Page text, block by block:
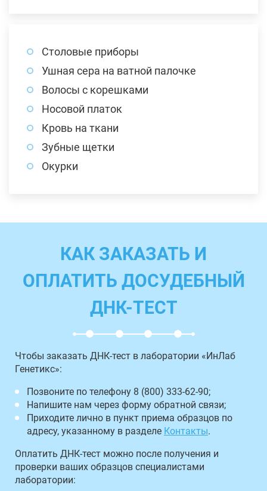
Столовые приборы
Ушная сера на ватной палочке
Волосы с корешками
Носовой платок
Кровь на ткани
Зубные щетки
Окурки
КАК ЗАКАЗАТЬ И
ОПЛАТИТЬ ДОСУДЕБНЫЙ
ДНК-ТЕСТ
Чтобы заказать ДНК-тест в лаборатории «ИнЛаб
Генетикс»:
Позвоните по телефону 8 (800) 333-62-90;
Напишите нам через форму обратной связи;
Приходите лично в пункт приема образцов по
адресу, указанному в разделе Контакты.
Оплатить ДНК-тест можно после получения и
проверки ваших образцов специалистами
лаборатории: